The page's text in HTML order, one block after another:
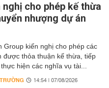
cho phép kế thừa
nhượng dự án
Group kiến nghị cho phép các
được thỏa thuận kế thừa, tiếp
hiện các nghĩa vụ tài...
14:54 | 07/08/2026